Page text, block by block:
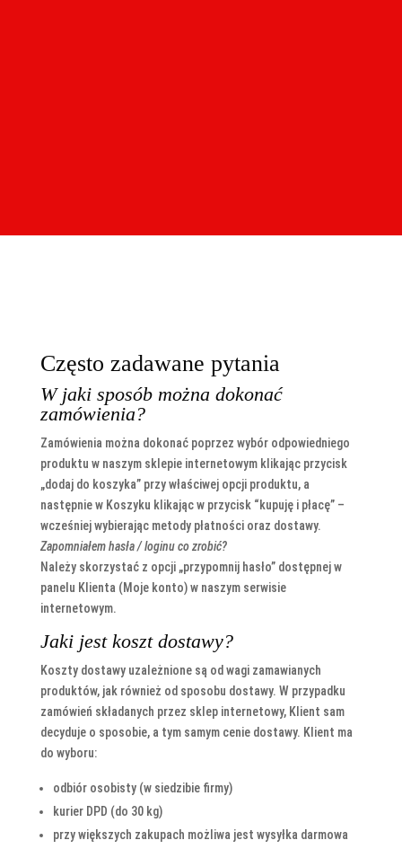
Często zadawane pytania
W jaki sposób można dokonać
zamówienia?
Zamówienia można dokonać poprzez wybór odpowiedniego
produktu w naszym sklepie internetowym klikając przycisk
„dodaj do koszyka” przy właściwej opcji produktu, a
następnie w Koszyku klikając w przycisk “kupuję i płacę” –
wcześniej wybierając metody płatności oraz dostawy.
Zapomniałem hasła / loginu co zrobić?
Należy skorzystać z opcji „przypomnij hasło” dostępnej w
panelu Klienta (Moje konto) w naszym serwisie
internetowym.
Jaki jest koszt dostawy?
Koszty dostawy uzależnione są od wagi zamawianych
produktów, jak również od sposobu dostawy. W przypadku
zamówień składanych przez sklep internetowy, Klient sam
decyduje o sposobie, a tym samym cenie dostawy. Klient ma
do wyboru:
odbiór osobisty (w siedzibie firmy)
kurier DPD (do 30 kg)
przy większych zakupach możliwa jest wysyłka darmowa